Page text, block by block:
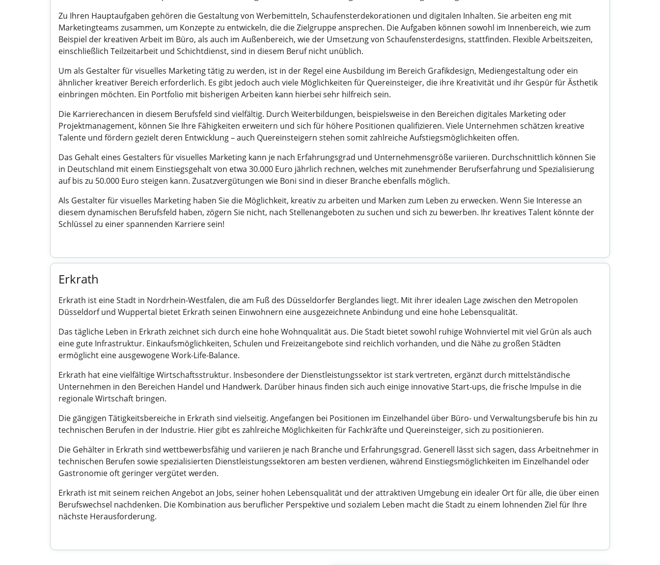
Zu Ihren Hauptaufgaben gehören die Gestaltung von Werbemitteln, Schaufensterdekorationen und digitalen Inhalten. Sie arbeiten eng mit
Marketingteams zusammen, um Konzepte zu entwickeln, die die Zielgruppe ansprechen. Die Aufgaben können sowohl im Innenbereich, wie zum
Beispiel der kreativen Arbeit im Büro, als auch im Außenbereich, wie der Umsetzung von Schaufensterdesigns, stattfinden. Flexible Arbeitszeiten,
einschließlich Teilzeitarbeit und Schichtdienst, sind in diesem Beruf nicht unüblich.
Um als Gestalter für visuelles Marketing tätig zu werden, ist in der Regel eine Ausbildung im Bereich Grafikdesign, Mediengestaltung oder ein
ähnlicher kreativer Bereich erforderlich. Es gibt jedoch auch viele Möglichkeiten für Quereinsteiger, die ihre Kreativität und ihr Gespür für Ästhetik
einbringen möchten. Ein Portfolio mit bisherigen Arbeiten kann hierbei sehr hilfreich sein.
Die Karrierechancen in diesem Berufsfeld sind vielfältig. Durch Weiterbildungen, beispielsweise in den Bereichen digitales Marketing oder
Projektmanagement, können Sie Ihre Fähigkeiten erweitern und sich für höhere Positionen qualifizieren. Viele Unternehmen schätzen kreative
Talente und fördern gezielt deren Entwicklung – auch Quereinsteigern stehen somit zahlreiche Aufstiegsmöglichkeiten offen.
Das Gehalt eines Gestalters für visuelles Marketing kann je nach Erfahrungsgrad und Unternehmensgröße variieren. Durchschnittlich können Sie
in Deutschland mit einem Einstiegsgehalt von etwa 30.000 Euro jährlich rechnen, welches mit zunehmender Berufserfahrung und Spezialisierung
auf bis zu 50.000 Euro steigen kann. Zusatzvergütungen wie Boni sind in dieser Branche ebenfalls möglich.
Als Gestalter für visuelles Marketing haben Sie die Möglichkeit, kreativ zu arbeiten und Marken zum Leben zu erwecken. Wenn Sie Interesse an
diesem dynamischen Berufsfeld haben, zögern Sie nicht, nach Stellenangeboten zu suchen und sich zu bewerben. Ihr kreatives Talent könnte der
Schlüssel zu einer spannenden Karriere sein!
Erkrath
Erkrath ist eine Stadt in Nordrhein-Westfalen, die am Fuß des Düsseldorfer Berglandes liegt. Mit ihrer idealen Lage zwischen den Metropolen
Düsseldorf und Wuppertal bietet Erkrath seinen Einwohnern eine ausgezeichnete Anbindung und eine hohe Lebensqualität.
Das tägliche Leben in Erkrath zeichnet sich durch eine hohe Wohnqualität aus. Die Stadt bietet sowohl ruhige Wohnviertel mit viel Grün als auch
eine gute Infrastruktur. Einkaufsmöglichkeiten, Schulen und Freizeitangebote sind reichlich vorhanden, und die Nähe zu großen Städten
ermöglicht eine ausgewogene Work-Life-Balance.
Erkrath hat eine vielfältige Wirtschaftsstruktur. Insbesondere der Dienstleistungssektor ist stark vertreten, ergänzt durch mittelständische
Unternehmen in den Bereichen Handel und Handwerk. Darüber hinaus finden sich auch einige innovative Start-ups, die frische Impulse in die
regionale Wirtschaft bringen.
Die gängigen Tätigkeitsbereiche in Erkrath sind vielseitig. Angefangen bei Positionen im Einzelhandel über Büro- und Verwaltungsberufe bis hin zu
technischen Berufen in der Industrie. Hier gibt es zahlreiche Möglichkeiten für Fachkräfte und Quereinsteiger, sich zu positionieren.
Die Gehälter in Erkrath sind wettbewerbsfähig und variieren je nach Branche und Erfahrungsgrad. Generell lässt sich sagen, dass Arbeitnehmer in
technischen Berufen sowie spezialisierten Dienstleistungssektoren am besten verdienen, während Einstiegsmöglichkeiten im Einzelhandel oder
Gastronomie oft geringer vergütet werden.
Erkrath ist mit seinem reichen Angebot an Jobs, seiner hohen Lebensqualität und der attraktiven Umgebung ein idealer Ort für alle, die über einen
Berufswechsel nachdenken. Die Kombination aus beruflicher Perspektive und sozialem Leben macht die Stadt zu einem lohnenden Ziel für Ihre
nächste Herausforderung.